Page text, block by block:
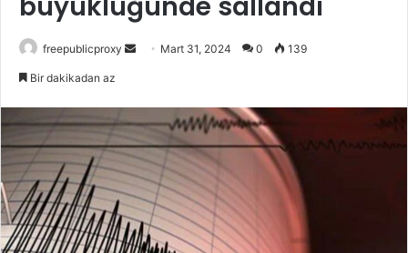
freepublicproxy
Bir
göndermek
Mart 31, 2024 0 139
Bir dakikadan az